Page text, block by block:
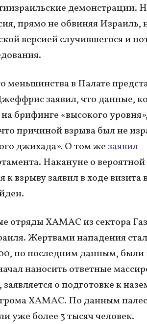
демонстрации.
прямо не обвиняя Израиль,
версией случившегося и
меньшинства в Палате
заявил, что данные,
брифинге «высокого уровня»,
причиной взрыва был не
джихада». О том же заявил
Накануне о вероятной
взрыву заявил в ходе визита
отряды ХАМАС из сектора
Жертвами нападения
по последним данным, были
наносить ответные
о подготовке к
ХАМАС. По данным
уже более 3 тысяч человек.